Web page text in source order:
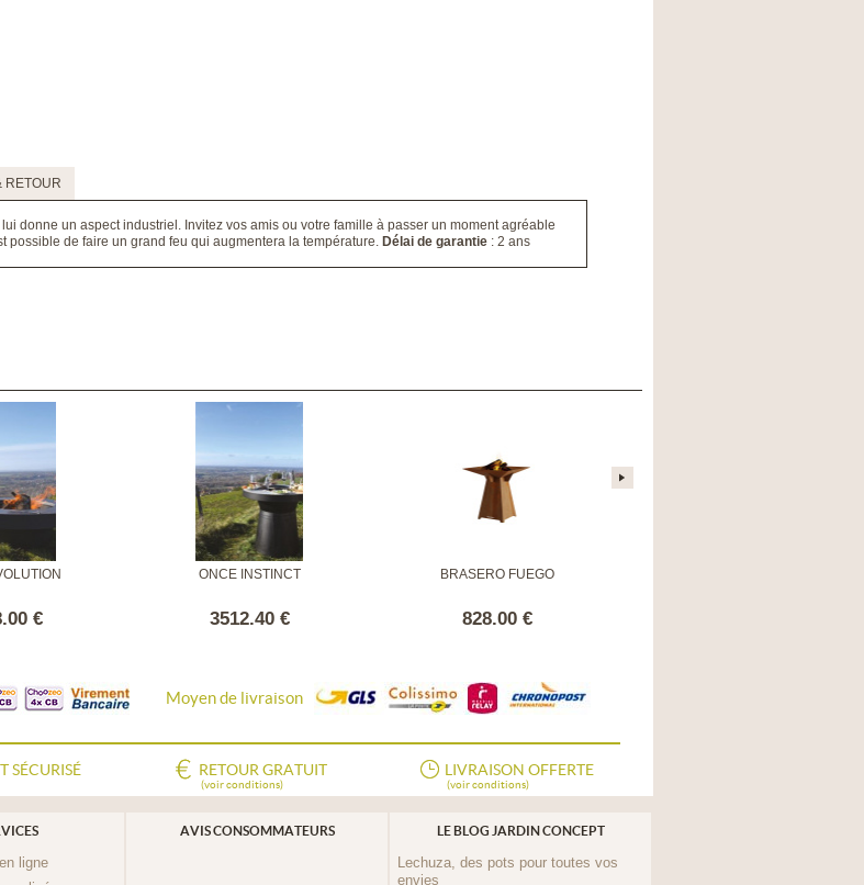
RETOUR
donne un aspect industriel. Invitez vos amis ou votre famille à passer un moment agréable
possible de faire un grand feu qui augmentera la température. Délai de garantie : 2 ans
€
ONCE INSTINCT
3512.40 €
BRASERO FUEGO
828.00 €
Moyen de livraison
SÉCURISÉ RETOUR GRATUIT
(voir conditions)
LIVRAISON OFFERTE
(voir conditions)
ligne
AVIS CONSOMMATEURS LE BLOG JARDIN CONCEPT
Lechuza, des pots pour toutes vos
envies